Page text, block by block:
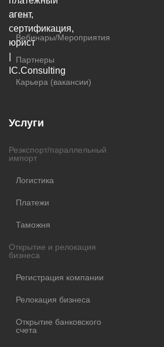
О нас
Вебинары/Мероприятия
Партнеры
Карьера (вакансии)
Услуги
Реэкспорт/параллельный
импорт
Логистика
Платежи
Таможня
Открытие и релокация
бизнеса
Регистрация компании
Релокация бизнеса
Открытие банковского
счета